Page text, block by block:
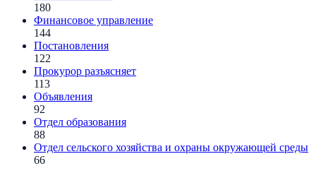
180
Финансовое управление
144
Постановления
122
Прокурор разъясняет
113
Объявления
92
Отдел образования
88
Отдел сельского хозяйства и охраны окружающей среды
66